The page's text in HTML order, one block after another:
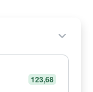
123,68